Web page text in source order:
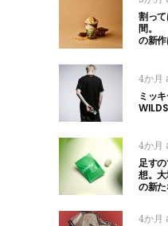
割っ
間
の新
4か月
ミッ
4か月
足す
想。
の新た
4か月